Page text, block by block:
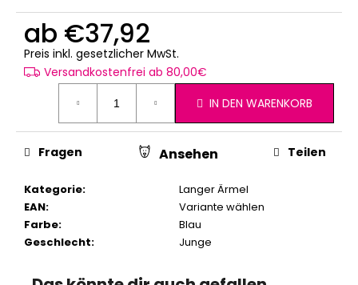
ab €37,92
Preis inkl. gesetzlicher MwSt.
Versandkostenfrei ab 80,00€
IN DEN WARENKORB
Kategorie:
Langer Ärmel
EAN:
Variante wählen
Farbe:
Blau
Geschlecht: Junge
Fragen Ansehen Teilen